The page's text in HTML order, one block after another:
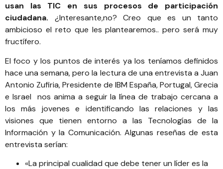
usan las TIC en sus procesos de participación
ciudadana. ¿Interesante,no? Creo que es un tanto
ambicioso el reto que les plantearemos.. pero será muy
fructífero.
El foco y los puntos de interés ya los teníamos definidos
hace una semana, pero la lectura de una entrevista a Juan
Antonio Zufiria, Presidente de IBM España, Portugal, Grecia
e Israel nos anima a seguir la línea de trabajo cercana a
los más jovenes e identificando las relaciones y las
visiones que tienen entorno a las Tecnologías de la
Información y la Comunicación. Algunas reseñas de esta
entrevista serían:
«La principal cualidad que debe tener un líder es la